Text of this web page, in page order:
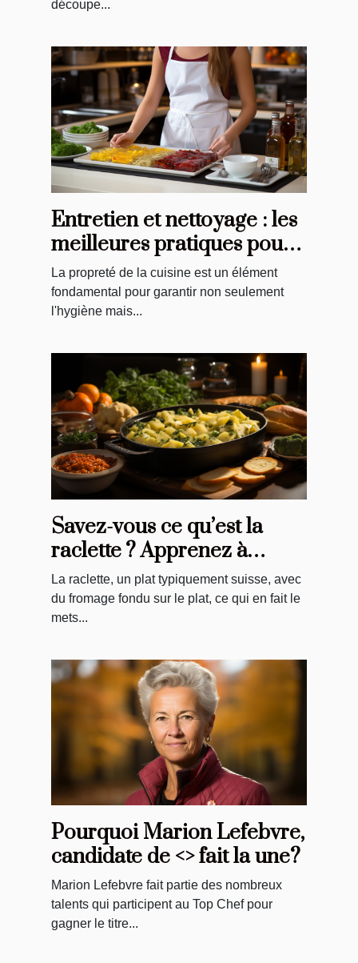
découpe...
Entretien et nettoyage : les
meilleures pratiques pour
vos tabliers de cuisine
La propreté de la cuisine est un élément
fondamental pour garantir non seulement
l'hygiène mais...
Savez-vous ce qu’est la
raclette ? Apprenez à
préparer ce plat
typiquement suisse.
La raclette, un plat typiquement suisse, avec
du fromage fondu sur le plat, ce qui en fait le
mets...
Pourquoi Marion Lefebvre,
candidate de <> fait la une?
Marion Lefebvre fait partie des nombreux
talents qui participent au Top Chef pour
gagner le titre...